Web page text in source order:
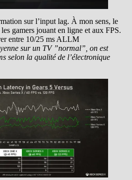
sur l’input lag. À mon sens, le
gamers jouant en ligne et aux FPS.
entre 10/25 ms ALLM
sur un TV ”normal”, on est
selon la qualité de l’électronique